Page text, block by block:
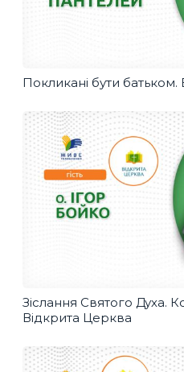
Покликані бути
Зіслання Святого Духа.
Відкрита Церква